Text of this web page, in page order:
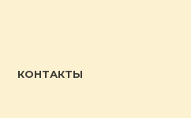
КОНТАКТЫ